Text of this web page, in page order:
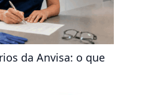
da Anvisa: o que